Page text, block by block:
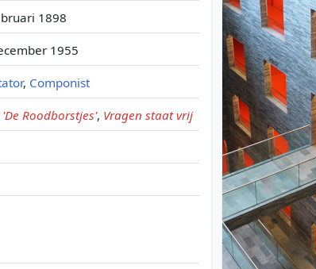
1898
1955
, Componist
Roodborstjes', Vragen staat vrij